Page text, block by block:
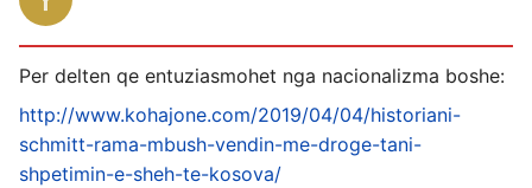
Per delten qe entuziasmohet nga nacionalizma boshe:
http://www.kohajone.com/2019/04/04/historiani-
schmitt-rama-mbush-vendin-me-droge-tani-
shpetimin-e-sheh-te-kosova/